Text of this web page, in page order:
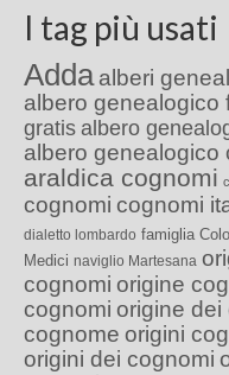
I tag più usati
Adda alberi
albero genealogico
gratis albero
albero genealogico
araldica cognomi
cognomi cognomi
dialetto lombardo famiglia
Medici naviglio Martesana
cognomi origine
cognomi origine dei
cognome origini
origini dei cognomi